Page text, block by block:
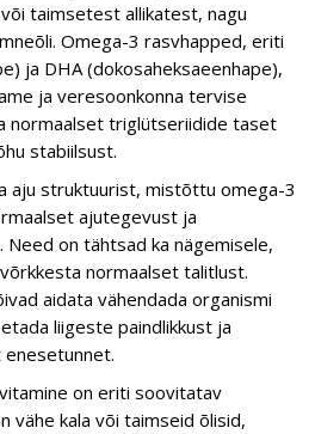
taimsetest allikatest, nagu
Omega-3 rasvhapped, eriti
ja DHA (dokosaheksaeenhape),
ja veresoonkonna tervise
normaalset triglütseriidide taset
stabiilsust.
aju struktuurist, mistõttu omega-3
ajutegevust ja
on tähtsad ka nägemisele,
normaalset talitlust.
aidata vähendada organismi
liigeste paindlikkust ja
enesetunnet.
on eriti soovitatav
vähe kala või taimseid õlisid,